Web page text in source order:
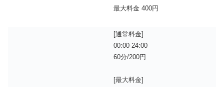
最大料金 400円
[通常料金]
00:00-24:00
60分/200円
[最大料金]